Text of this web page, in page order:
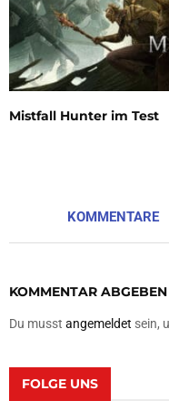
Mistfall Hunter im Test
KOMMENTARE
KOMMENTAR ABGEBEN
Du musst angemeldet sein,
FOLGE UNS